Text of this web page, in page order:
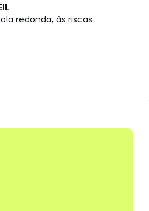
redonda, às riscas